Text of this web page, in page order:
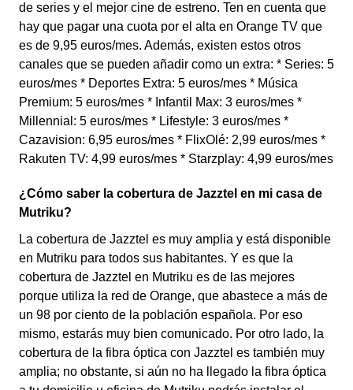
de series y el mejor cine de estreno. Ten en cuenta que
hay que pagar una cuota por el alta en Orange TV que
es de 9,95 euros/mes. Además, existen estos otros
canales que se pueden añadir como un extra: * Series: 5
euros/mes * Deportes Extra: 5 euros/mes * Música
Premium: 5 euros/mes * Infantil Max: 3 euros/mes *
Millennial: 5 euros/mes * Lifestyle: 3 euros/mes *
Cazavision: 6,95 euros/mes * FlixOlé: 2,99 euros/mes *
Rakuten TV: 4,99 euros/mes * Starzplay: 4,99 euros/mes
¿Cómo saber la cobertura de Jazztel en mi casa de
Mutriku?
La cobertura de Jazztel es muy amplia y está disponible
en Mutriku para todos sus habitantes. Y es que la
cobertura de Jazztel en Mutriku es de las mejores
porque utiliza la red de Orange, que abastece a más de
un 98 por ciento de la población española. Por eso
mismo, estarás muy bien comunicado. Por otro lado, la
cobertura de la fibra óptica con Jazztel es también muy
amplia; no obstante, si aún no ha llegado la fibra óptica